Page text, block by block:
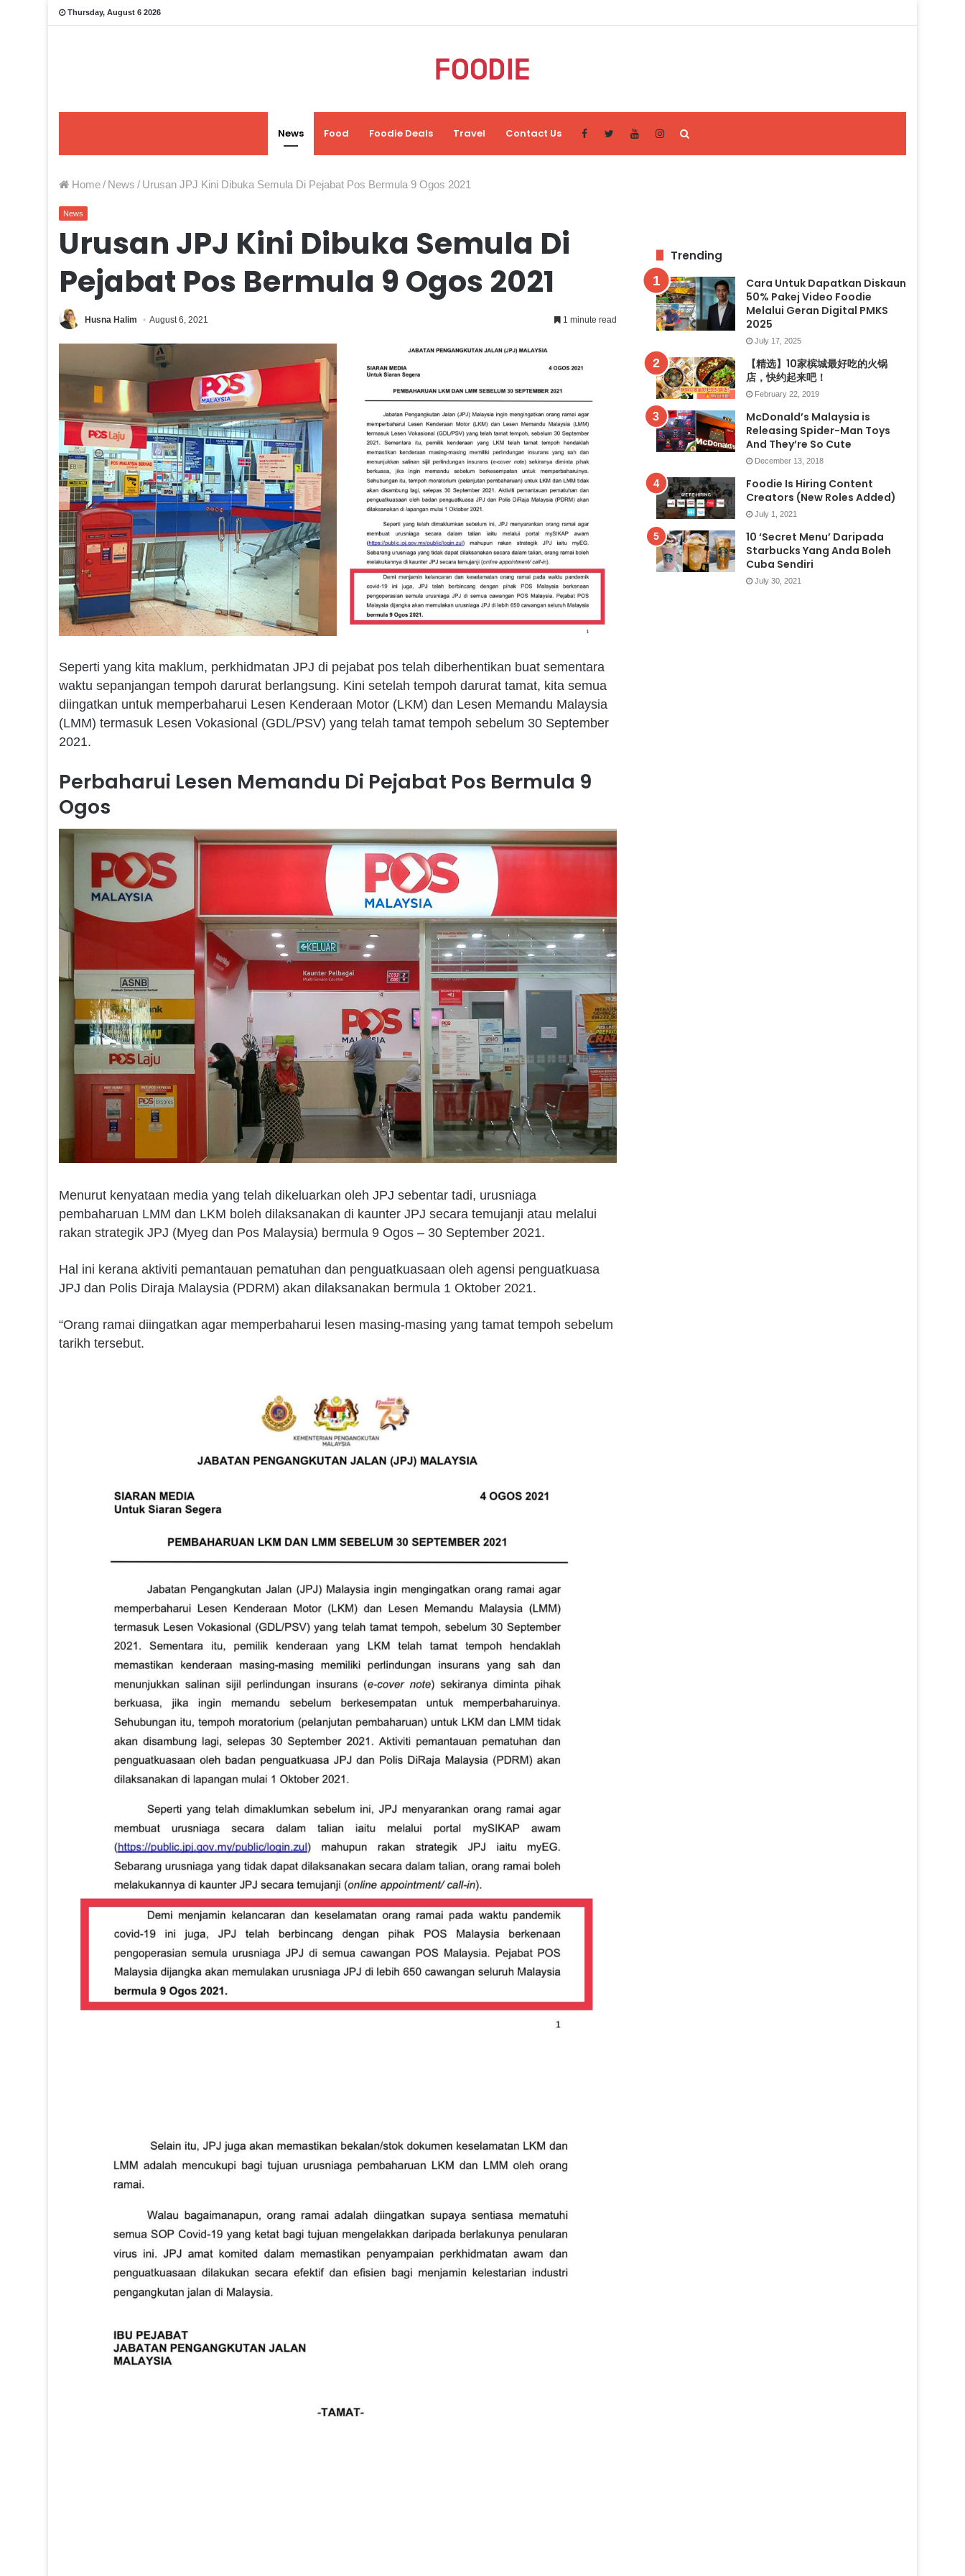
Thursday, August 6 2026
News Food Foodie Deals Travel Contact Us
Home/ News / Urusan JPJ Kini Dibuka Semula Di Pejabat Pos Bermula 9 Ogos 2021
News
Urusan JPJ Kini Dibuka Semula Di
Pejabat Pos Bermula 9 Ogos 2021
Husna Halim August 6, 2021 1 minute read
Seperti yang kita maklum, perkhidmatan JPJ di pejabat pos telah diberhentikan buat sementara
waktu sepanjangan tempoh darurat berlangsung. Kini setelah tempoh darurat tamat, kita semua
diingatkan untuk memperbaharui Lesen Kenderaan Motor (LKM) dan Lesen Memandu Malaysia
(LMM) termasuk Lesen Vokasional (GDL/PSV) yang telah tamat tempoh sebelum 30 September
2021.
Perbaharui Lesen Memandu Di Pejabat Pos Bermula 9
Ogos
Menurut kenyataan media yang telah dikeluarkan oleh JPJ sebentar tadi, urusniaga
pembaharuan LMM dan LKM boleh dilaksanakan di kaunter JPJ secara temujanji atau melalui
rakan strategik JPJ (Myeg dan Pos Malaysia) bermula 9 Ogos – 30 September 2021.
Hal ini kerana aktiviti pemantauan pematuhan dan penguatkuasaan oleh agensi penguatkuasa
JPJ dan Polis Diraja Malaysia (PDRM) akan dilaksanakan bermula 1 Oktober 2021.
“Orang ramai diingatkan agar memperbaharui lesen masing-masing yang tamat tempoh sebelum
tarikh tersebut.
Trending
Cara Untuk Dapatkan Diskaun
50% Pakej Video Foodie
Melalui Geran Digital PMKS
2025
July 17, 2025
【精选】10家槟城最好吃的火锅
店，快约起来吧！
February 22, 2019
McDonald’s Malaysia is
Releasing Spider-Man Toys
And They’re So Cute
December 13, 2018
Foodie Is Hiring Content
Creators (New Roles Added)
July 1, 2021
10 ‘Secret Menu’ Daripada
Starbucks Yang Anda Boleh
Cuba Sendiri
July 30, 2021